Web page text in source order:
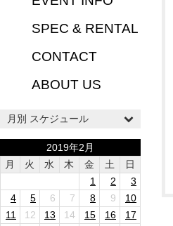
SPEC & RENTAL
CONTACT
ABOUT US
月別 スケジュール
2019年2月
月
火 水 木 金 土
日
1
2
3
4
5 6 7 8 9
10
11
12 13 14 15 16
17